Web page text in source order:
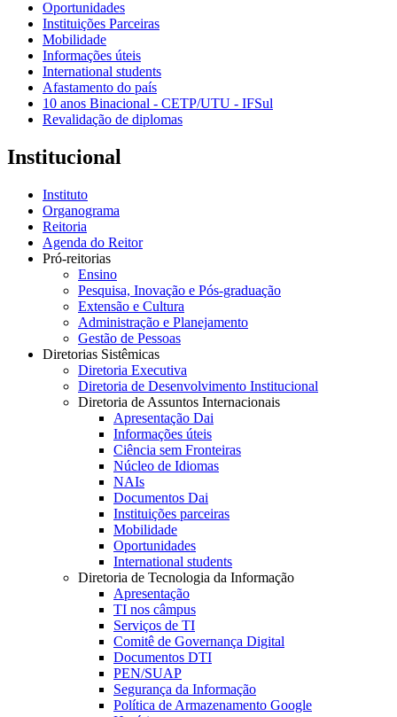
Oportunidades
Instituições Parceiras
Mobilidade
Informações úteis
International students
Afastamento do país
10 anos Binacional - CETP/UTU - IFSul
Revalidação de diplomas
Institucional
Instituto
Organograma
Reitoria
Agenda do Reitor
Pró-reitorias
Ensino
Pesquisa, Inovação e Pós-graduação
Extensão e Cultura
Administração e Planejamento
Gestão de Pessoas
Diretorias Sistêmicas
Diretoria Executiva
Diretoria de Desenvolvimento Institucional
Diretoria de Assuntos Internacionais
Apresentação Dai
Informações úteis
Ciência sem Fronteiras
Núcleo de Idiomas
NAIs
Documentos Dai
Instituições parceiras
Mobilidade
Oportunidades
International students
Diretoria de Tecnologia da Informação
Apresentação
TI nos câmpus
Serviços de TI
Comitê de Governança Digital
Documentos DTI
PEN/SUAP
Segurança da Informação
Política de Armazenamento Google